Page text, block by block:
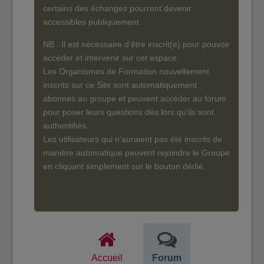
certains des échanges pourront devenir
accessibles publiquement.
NB : Il est nécessaire d’être inscrit(e) pour pouvoir
accéder et intervenir sur cet espace.
Les Organismes de Formation nouvellement
inscrits sur ce Site sont automatiquement
abonnés au groupe et peuvent accéder au forum
pour poser leurs questions dès lors qu’ils sont
authentifiés.
Les utilisateurs qui n’auraient pas été inscrits de
manière automatique peuvent rejoindre le Groupe
en cliquant simplement sur le bouton dédié.
Accueil Forum